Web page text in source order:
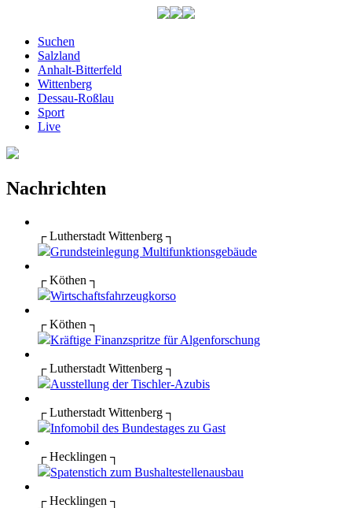
Suchen
Salzland
Anhalt-Bitterfeld
Wittenberg
Dessau-Roßlau
Sport
Live
Nachrichten
┌ Lutherstadt Wittenberg ┐
Grundsteinlegung Multifunktionsgebäude
┌ Köthen ┐
Wirtschaftsfahrzeugkorso
┌ Köthen ┐
Kräftige Finanzspritze für Algenforschung
┌ Lutherstadt Wittenberg ┐
Ausstellung der Tischler-Azubis
┌ Lutherstadt Wittenberg ┐
Infomobil des Bundestages zu Gast
┌ Hecklingen ┐
Spatenstich zum Bushaltestellenausbau
┌ Hecklingen ┐